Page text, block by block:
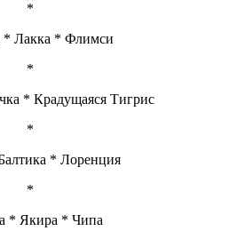
*
* Лакка * Флимси
*
* Крадущаяся Тигрис
*
* Лоренция
*
* Якира * Чипа